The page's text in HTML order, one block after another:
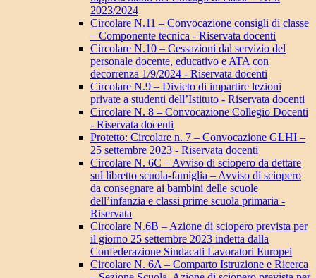
2023/2024
Circolare N.11 – Convocazione consigli di classe
– Componente tecnica - Riservata docenti
Circolare N.10 – Cessazioni dal servizio del
personale docente, educativo e ATA con
decorrenza 1/9/2024 - Riservata docenti
Circolare N.9 – Divieto di impartire lezioni
private a studenti dell’Istituto - Riservata docenti
Circolare N. 8 – Convocazione Collegio Docenti
- Riservata docenti
Protetto: Circolare n. 7 – Convocazione GLHI –
25 settembre 2023 - Riservata docenti
Circolare N. 6C – Avviso di sciopero da dettare
sul libretto scuola-famiglia – Avviso di sciopero
da consegnare ai bambini delle scuole
dell’infanzia e classi prime scuola primaria -
Riservata
Circolare N.6B – Azione di sciopero prevista per
il giorno 25 settembre 2023 indetta dalla
Confederazione Sindacati Lavoratori Europei
Circolare N. 6A – Comparto Istruzione e Ricerca